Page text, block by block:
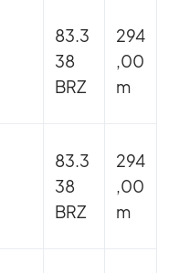
83.3
38
BRZ
294
,00
m
83.3
38
BRZ
294
,00
m